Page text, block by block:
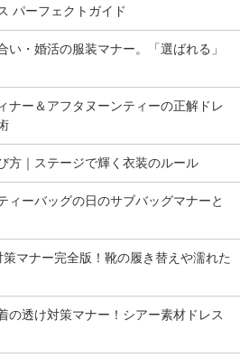
パーフェクトガイド
い・婚活の服装マナー。「選ばれる」
ナー＆アフタヌーンティーの正解ドレ
方｜ステージで輝く衣装のルール
ィーバッグの日のサブバッグマナーと
策マナー完全版！靴の履き替えや濡れた
の透け対策マナー！シアー素材ドレス